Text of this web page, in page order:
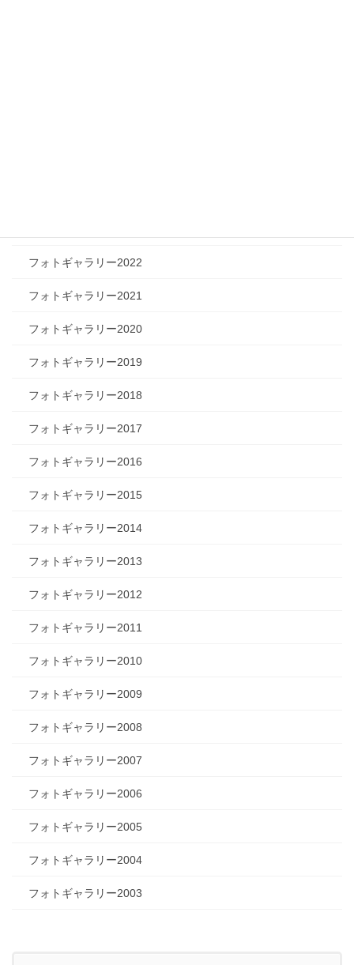
フォトギャラリー2022
フォトギャラリー2021
フォトギャラリー2020
フォトギャラリー2019
フォトギャラリー2018
フォトギャラリー2017
フォトギャラリー2016
フォトギャラリー2015
フォトギャラリー2014
フォトギャラリー2013
フォトギャラリー2012
フォトギャラリー2011
フォトギャラリー2010
フォトギャラリー2009
フォトギャラリー2008
フォトギャラリー2007
フォトギャラリー2006
フォトギャラリー2005
フォトギャラリー2004
フォトギャラリー2003